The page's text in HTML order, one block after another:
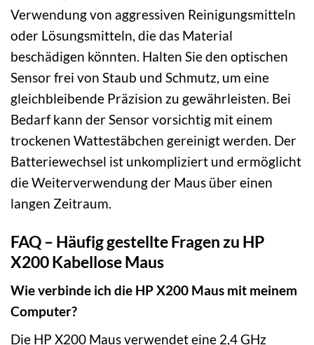
Verwendung von aggressiven Reinigungsmitteln
oder Lösungsmitteln, die das Material
beschädigen könnten. Halten Sie den optischen
Sensor frei von Staub und Schmutz, um eine
gleichbleibende Präzision zu gewährleisten. Bei
Bedarf kann der Sensor vorsichtig mit einem
trockenen Wattestäbchen gereinigt werden. Der
Batteriewechsel ist unkompliziert und ermöglicht
die Weiterverwendung der Maus über einen
langen Zeitraum.
FAQ – Häufig gestellte Fragen zu HP
X200 Kabellose Maus
Wie verbinde ich die HP X200 Maus mit meinem
Computer?
Die HP X200 Maus verwendet eine 2,4 GHz